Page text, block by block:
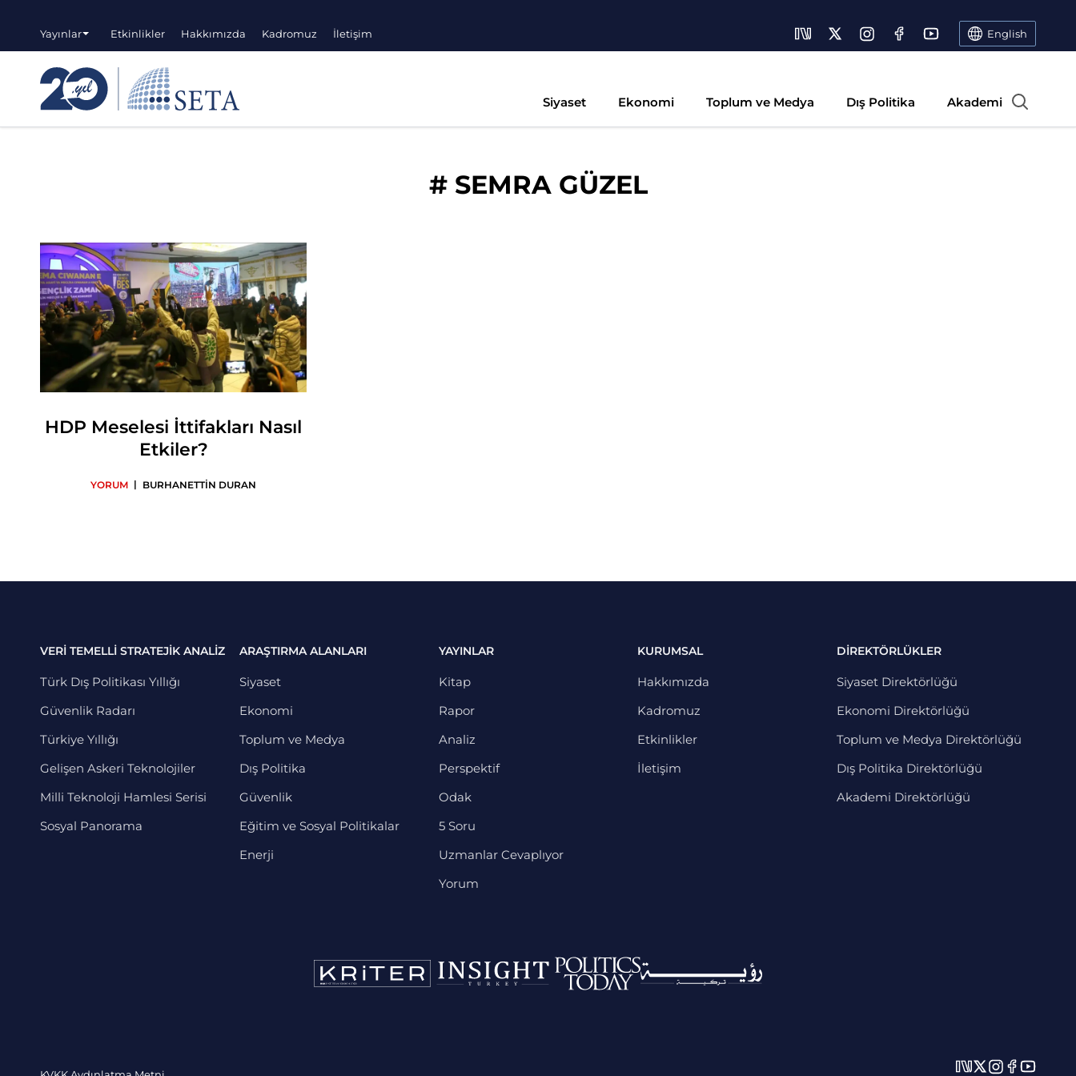
Yayınlar Etkinlikler Hakkımızda Kadromuz İletişim English
Siyaset Ekonomi Toplum ve Medya Dış Politika Akademi
# SEMRA GÜZEL
HDP Meselesi İttifakları Nasıl
Etkiler?
YORUM | BURHANETTİN DURAN
VERİ TEMELLİ STRATEJİK ANALİZ
Türk Dış Politikası Yıllığı
Güvenlik Radarı
Türkiye Yıllığı
Gelişen Askeri Teknolojiler
Milli Teknoloji Hamlesi Serisi
Sosyal Panorama
ARAŞTIRMA ALANLARI
Siyaset
Ekonomi
Toplum ve Medya
Dış Politika
Güvenlik
Eğitim ve Sosyal Politikalar
Enerji
YAYINLAR
Kitap
Rapor
Analiz
Perspektif
Odak
5 Soru
Uzmanlar Cevaplıyor
Yorum
KURUMSAL
Hakkımızda
Kadromuz
Etkinlikler
İletişim
DİREKTÖRLÜKLER
Siyaset Direktörlüğü
Ekonomi Direktörlüğü
Toplum ve Medya Direktörlüğü
Dış Politika Direktörlüğü
Akademi Direktörlüğü